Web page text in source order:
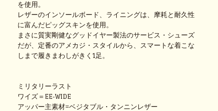
を使用。
レザーのインソールボード、ライニングは、摩耗と耐久性
に富んだピッグスキンを使用。
まさに質実剛健なグッドイヤー製法のサービス・シューズ
だが、定番のアメカジ・スタイルから、スマートな着こな
しまで履きまわしがきく1足。
ミリタリーラスト
ワイズ＝EE-WIDE
アッパー主素材=ベジタブル・タンニンレザー